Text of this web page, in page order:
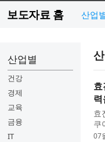
보도자료 홈 산업
산업별
건강
경제
교육
금융
IT
효
쿠
력
07